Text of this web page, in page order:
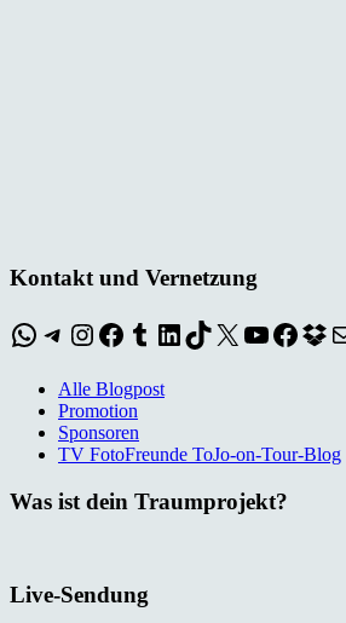
Kontakt und Vernetzung
WhatsApp
Telegram
Instagram
Facebook
Tumblr
LinkedIn
TikTok
X YouTube
Alle Blogpost
Promotion
Sponsoren
TV FotoFreunde ToJo-on-Tour-Blog
Was ist dein Traumprojekt?
Live-Sendung